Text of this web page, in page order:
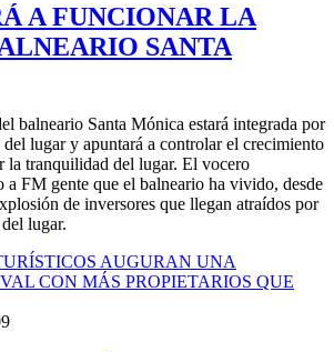
A FUNCIONAR LA
SANTA
balneario Santa Mónica estará integrada por
lugar y apuntará a controlar el crecimiento
la tranquilidad del lugar. El vocero
FM gente que el balneario ha vivido, desde
de inversores que llegan atraídos por
lugar.